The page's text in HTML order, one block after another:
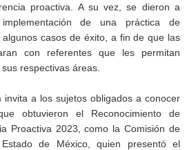
proactiva. A su vez, se dieron a
de una práctica de
casos de éxito, a fin de que las
con referentes que les permitan
respectivas áreas.
invita a los sujetos obligados a conocer
obtuvieron el Reconocimiento de
Proactiva 2023, como la Comisión de
de México, quien presentó el